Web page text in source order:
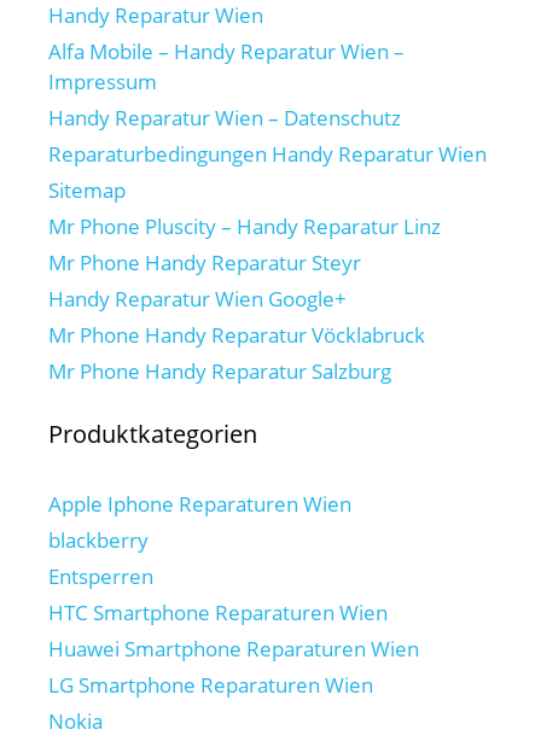
Handy Reparatur Wien
Alfa Mobile – Handy Reparatur Wien –
Impressum
Handy Reparatur Wien – Datenschutz
Reparaturbedingungen Handy Reparatur Wien
Sitemap
Mr Phone Pluscity – Handy Reparatur Linz
Mr Phone Handy Reparatur Steyr
Handy Reparatur Wien Google+
Mr Phone Handy Reparatur Vöcklabruck
Mr Phone Handy Reparatur Salzburg
Produktkategorien
Apple Iphone Reparaturen Wien
blackberry
Entsperren
HTC Smartphone Reparaturen Wien
Huawei Smartphone Reparaturen Wien
LG Smartphone Reparaturen Wien
Nokia